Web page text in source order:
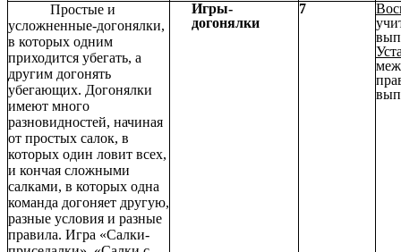
Простые и
усложненные-догонялки,
в которых одним
приходится убегать, а
другим догонять
убегающих. Догонялки
имеют много
разновидностей, начиная
от простых салок, в
которых один ловит всех,
и кончая сложными
салками, в которых одна
команда догоняет другую,
разные условия и разные
правила. Игра «Салки-
Игры-
догонялки
7